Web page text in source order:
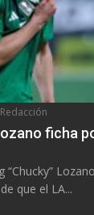
ficha
“Chucky”
que el LA...